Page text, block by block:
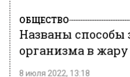
ОБЩЕСТВО
Названы способы
организма в жару
8 июля 2022, 13:18